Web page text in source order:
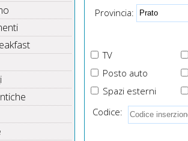
Provincia:
TV
Posto auto
Spazi esterni
Codice: